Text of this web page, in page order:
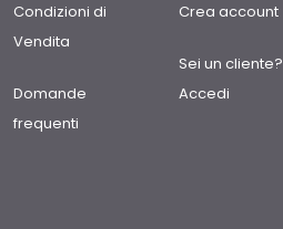
Condizioni di
Vendita
Domande
frequenti
Crea account
Sei un cliente?
Accedi